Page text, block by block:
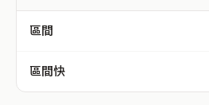
區間
區間快